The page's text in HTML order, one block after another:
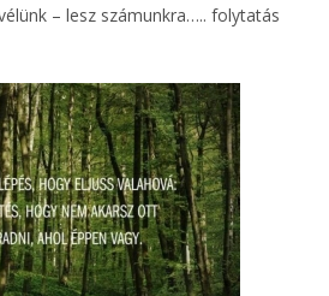
– lesz számunkra….. folytatás